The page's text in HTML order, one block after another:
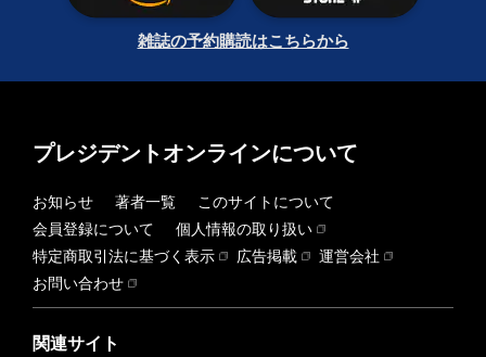
雑誌の予約購読はこちらから
プレジデントオンラインについて
お知らせ 著者一覧
このサイトについて
会員登録について
個人情報の取り扱い
特定商取引法に基づく表示
広告掲載
運営会社
お問い合わせ
関連サイト